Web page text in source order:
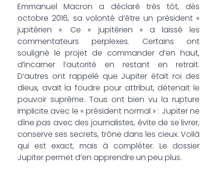
Emmanuel Macron a déclaré très tôt, dès
octobre 2016, sa volonté d’être un président «
jupitérien ». Ce « jupitérien » a laissé les
commentateurs perplexes. Certains ont
souligné le projet de commander d’en haut,
d’incarner l’autorité en restant en retrait.
D’autres ont rappelé que Jupiter était roi des
dieux, avait la foudre pour attribut, détenait le
pouvoir suprême. Tous ont bien vu la rupture
implicite avec le « président normal » : Jupiter ne
dîne pas avec des journalistes, évite de se livrer,
conserve ses secrets, trône dans les cieux. Voilà
qui est exact, mais à compléter. Le dossier
Jupiter permet d’en apprendre un peu plus.